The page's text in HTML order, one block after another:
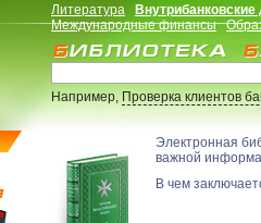
Литература
Международные финансы
Например,Проверка клиентов
Электронная
важной
В чем